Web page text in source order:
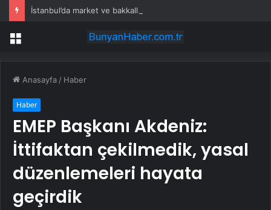
Menü
Anasayfa / Haber
Haber
EMEP Başkanı Akdeniz:
İttifaktan çekilmedik, yasal
düzenlemeleri hayata
geçirdik